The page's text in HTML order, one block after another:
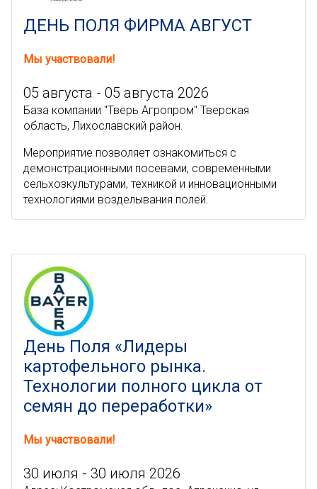
ДЕНЬ ПОЛЯ ФИРМА АВГУСТ
Мы участвовали!
05 августа - 05 августа 2026
База компании "Тверь Агропром" Тверская
область, Лихославский район.
Мероприятие позволяет ознакомиться с
демонстрационными посевами, современными
сельхозкультурами, техникой и инновационными
технологиями возделывания полей.
День Поля «Лидеры
картофельного рынка.
Технологии полного цикла от
семян до переработки»
Мы участвовали!
30 июля - 30 июля 2026